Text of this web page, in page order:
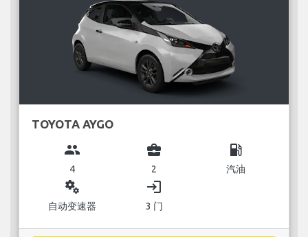
TOYOTA AYGO
group
4
business_center
2
local_gas_station
汽油
miscellaneous_services
自动变速器
login
3 门